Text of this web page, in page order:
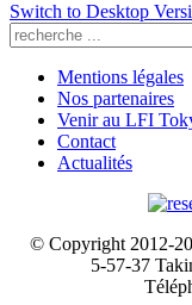
Switch to Desktop
Mentions légales
Nos partenaires
Venir au LFI
Contact
Actualités
© Copyright 2012-
5-57-37